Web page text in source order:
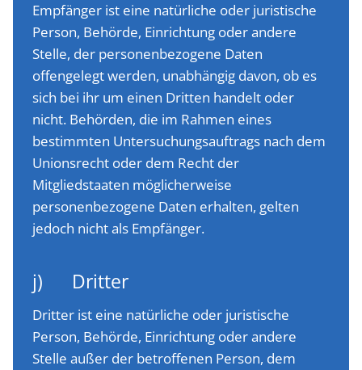
Empfänger ist eine natürliche oder juristische
Person, Behörde, Einrichtung oder andere
Stelle, der personenbezogene Daten
offengelegt werden, unabhängig davon, ob es
sich bei ihr um einen Dritten handelt oder
nicht. Behörden, die im Rahmen eines
bestimmten Untersuchungsauftrags nach dem
Unionsrecht oder dem Recht der
Mitgliedstaaten möglicherweise
personenbezogene Daten erhalten, gelten
jedoch nicht als Empfänger.
j) Dritter
Dritter ist eine natürliche oder juristische
Person, Behörde, Einrichtung oder andere
Stelle außer der betroffenen Person, dem